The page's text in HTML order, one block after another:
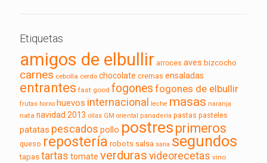
Etiquetas
amigos de elbullir arroces aves bizcocho
carnes cebolla cerdo chocolate cremas ensaladas
entrantes fast good fogones fogones de elbullir
frutas horno huevos internacional leche masas naranja
nata navidad 2013 ollas GM oriental panadería pastas pasteles
patatas pescados pollo postres primeros
queso repostería robots salsa sana segundos
tapas tartas tomate verduras videorecetas vino